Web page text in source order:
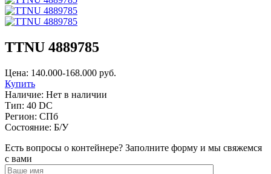
TTNU 4889785
Цена: 140.000-168.000 руб.
Купить
Наличие: Нет в наличии
Тип: 40 DC
Регион: СПб
Состояние: Б/У
Есть вопросы о контейнере? Заполните форму и мы свяжемся
с вами